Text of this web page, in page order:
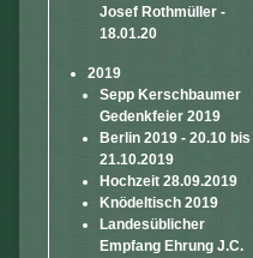
Josef Rothmüller -
18.01.20
2019
Sepp Kerschbaumer
Gedenkfeier 2019
Berlin 2019 - 20.10 bis
21.10.2019
Hochzeit 28.09.2019
Knödeltisch 2019
Landesüblicher
Empfang Ehrung J.C.